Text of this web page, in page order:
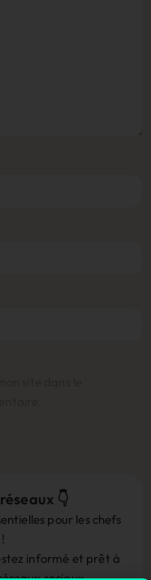
👇
pour les chefs
informé et prêt à